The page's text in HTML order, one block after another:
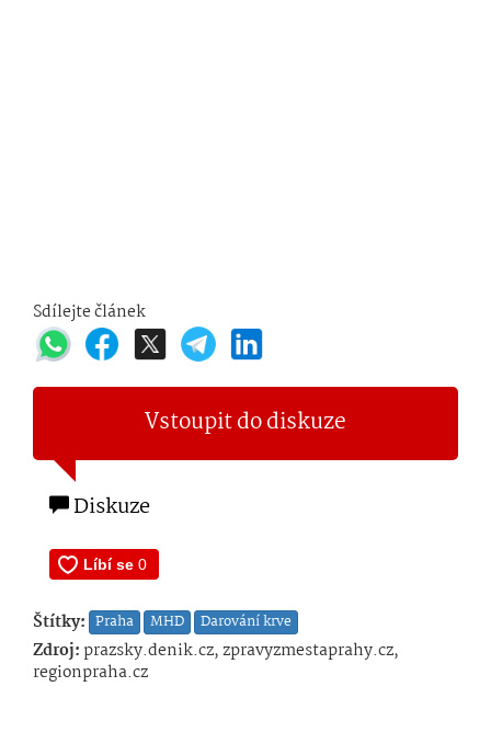
Sdílejte článek
Vstoupit do diskuze
Diskuze
Štítky: Praha MHD Darování krve
Zdroj: prazsky.denik.cz, zpravyzmestaprahy.cz,
regionpraha.cz